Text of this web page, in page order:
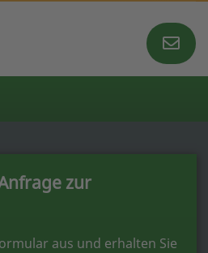
zur
aus und erhalten Sie